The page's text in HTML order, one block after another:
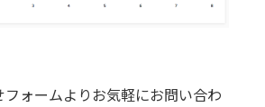
ォームよりお気軽にお問い合わ